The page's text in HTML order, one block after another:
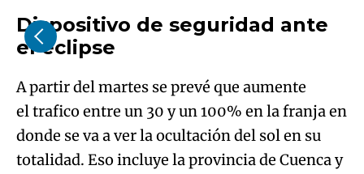
Dispositivo de seguridad ante
el eclipse
A partir del martes se prevé que aumente
el trafico entre un 30 y un 100% en la franja en
donde se va a ver la ocultación del sol en su
totalidad. Eso incluye la provincia de Cuenca y